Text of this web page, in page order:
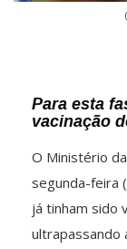
Para esta
vacinação
O Ministério
segunda-feira
já tinham sido
ultrapassando